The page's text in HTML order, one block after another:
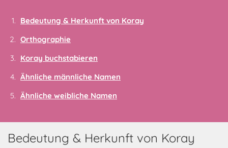
Bedeutung & Herkunft von Koray
Orthographie
Koray buchstabieren
Ähnliche männliche Namen
Ähnliche weibliche Namen
Bedeutung & Herkunft von Koray